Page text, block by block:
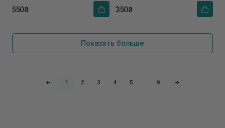
550₴ 350₴
Показать больше
← 1 2 3 4 5 … 9 →